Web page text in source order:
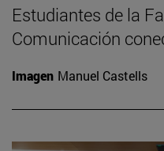
Estudiantes de la
Comunicación
Imagen Manuel Castells